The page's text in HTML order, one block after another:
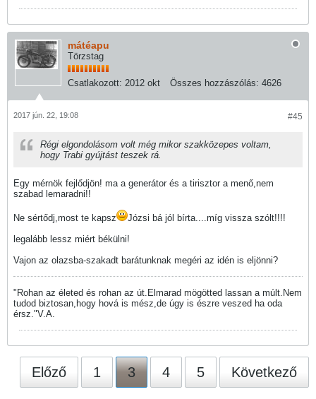
mátéapu
Törzstag
Csatlakozott: 2012 okt Összes hozzászólás: 4626
#45
2017 jún. 22, 19:08
Régi elgondolásom volt még mikor szakközepes voltam,
hogy Trabi gyújtást teszek rá.
Egy mérnök fejlődjön! ma a generátor és a tirisztor a menő,nem
szabad lemaradni!!
Ne sértődj,most te kapsz
Józsi bá jól bírta....míg vissza szólt!!!!
legalább lessz miért békülni!
Vajon az olazsba-szakadt barátunknak megéri az idén is eljönni?
"Rohan az életed és rohan az út.Elmarad mögötted lassan a múlt.Nem
tudod biztosan,hogy hová is mész,de úgy is észre veszed ha oda
érsz."V.A.
Előző 1 3 4 5 Következő